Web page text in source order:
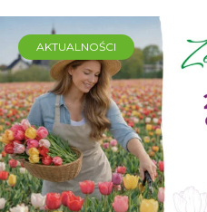
AKTUALNOŚCI